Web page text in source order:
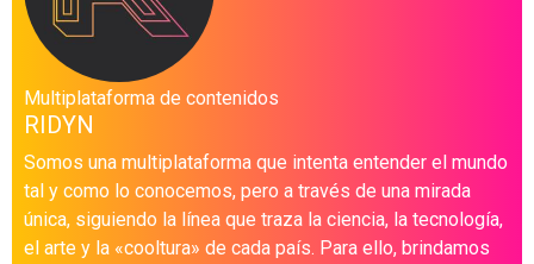
Multiplataforma de contenidos
RIDYN
Somos una multiplataforma que intenta entender el mundo
tal y como lo conocemos, pero a través de una mirada
única, siguiendo la línea que traza la ciencia, la tecnología,
el arte y la «cooltura» de cada país. Para ello, brindamos